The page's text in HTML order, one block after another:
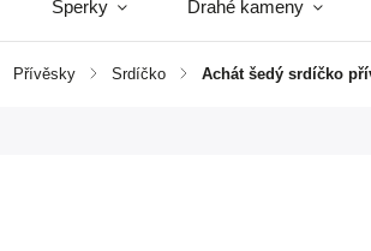
Šperky Drahé kameny
Přívěsky / Srdíčko / Achát šedý srdíčko